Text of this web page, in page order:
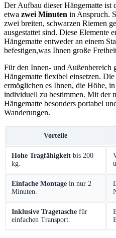
Der Aufbau ​dieser Hängematte ist
etwa zwei Minuten in Anspruch.
zwei breiten, schwarzen⁢ Riemen
ausgestattet sind. Diese Elemente
Hängematte entweder an einem
befestigen,was Ihnen große
Für den Innen- und Außenbereich
Hängematte flexibel einsetzen.
ermöglichen‍ es Ihnen, die Höhe,
individuell zu bestimmen. Mit der⁢
Hängematte‌ besonders portabel
Wanderungen.
Vorteile
Hohe Tragfähigkeit bis 200
kg.
Einfache Montage in nur 2
Minuten.
Inklusive Tragetasche für
einfachen Transport.